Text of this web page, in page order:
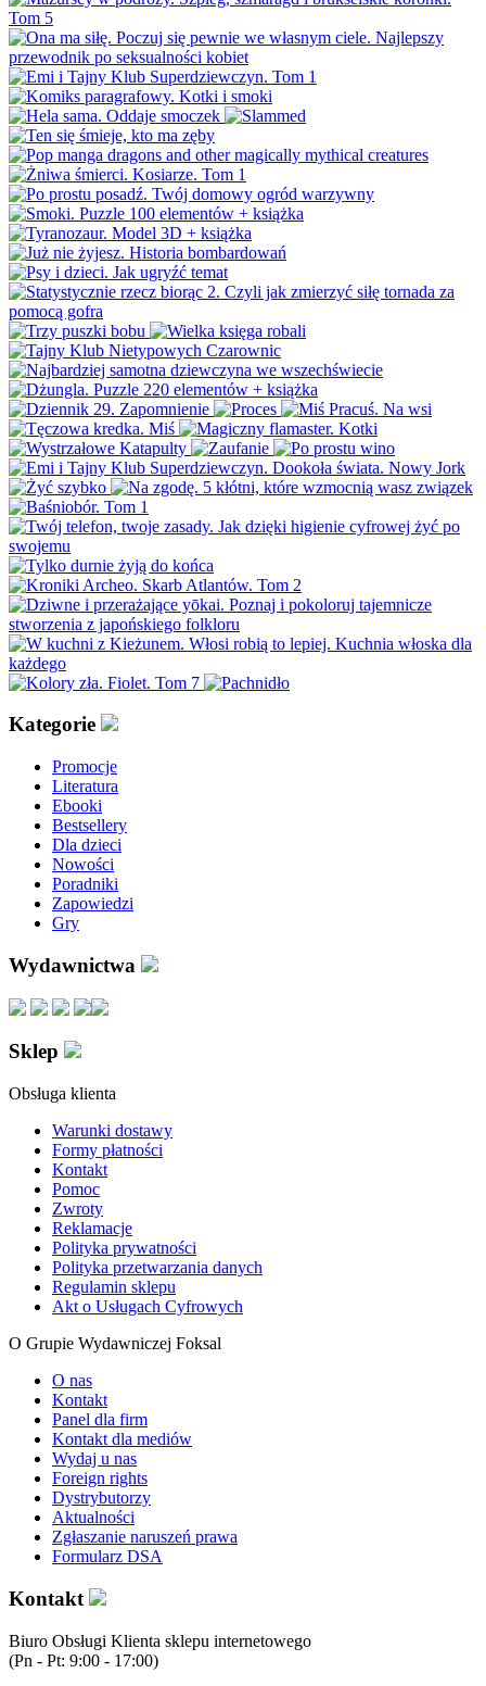
Kategorie
Promocje
Literatura
Ebooki
Bestsellery
Dla dzieci
Nowości
Poradniki
Zapowiedzi
Gry
Wydawnictwa
Sklep
Obsługa klienta
Warunki dostawy
Formy płatności
Kontakt
Pomoc
Zwroty
Reklamacje
Polityka prywatności
Polityka przetwarzania danych
Regulamin sklepu
Akt o Usługach Cyfrowych
O Grupie Wydawniczej Foksal
O nas
Kontakt
Panel dla firm
Kontakt dla mediów
Wydaj u nas
Foreign rights
Dystrybutorzy
Aktualności
Zgłaszanie naruszeń prawa
Formularz DSA
Kontakt
Biuro Obsługi Klienta sklepu internetowego
(Pn - Pt: 9:00 - 17:00)